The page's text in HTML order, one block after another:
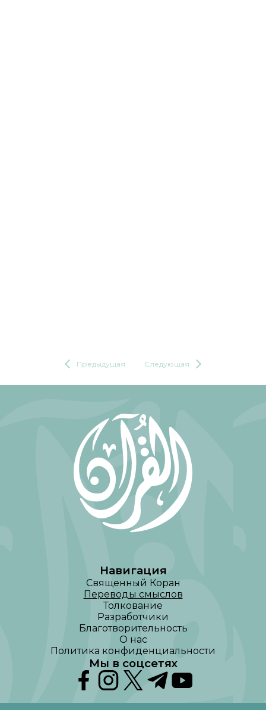
Предыдущая Следующая
Навигация
Священный Коран
Переводы смыслов
Толкование
Разработчики
Благотворительность
О нас
Политика конфиденциальности
Мы в соцсетях